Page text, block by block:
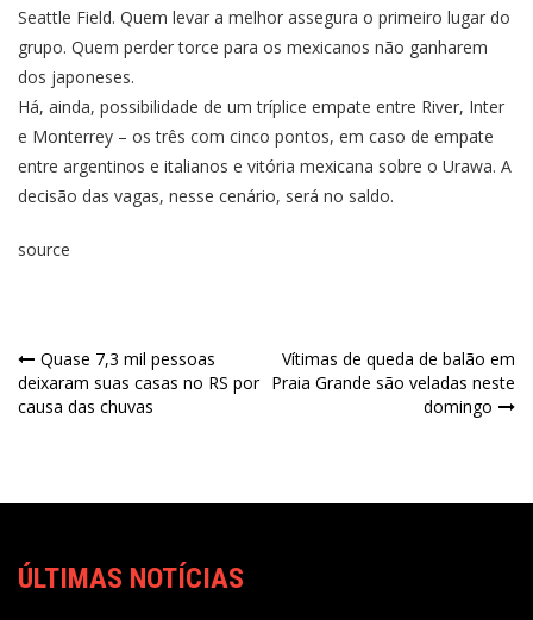
Seattle Field. Quem levar a melhor assegura o primeiro lugar do
grupo. Quem perder torce para os mexicanos não ganharem
dos japoneses.
Há, ainda, possibilidade de um tríplice empate entre River, Inter
e Monterrey – os três com cinco pontos, em caso de empate
entre argentinos e italianos e vitória mexicana sobre o Urawa. A
decisão das vagas, nesse cenário, será no saldo.
source
Quase 7,3 mil pessoas
deixaram suas casas no RS por
causa das chuvas
Vítimas de queda de balão em
Praia Grande são veladas neste
domingo
ÚLTIMAS NOTÍCIAS